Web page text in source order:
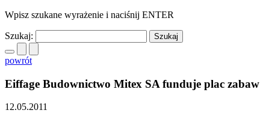
Wpisz szukane wyrażenie i naciśnij ENTER
Szukaj:
powrót
Eiffage Budownictwo Mitex SA funduje plac zabaw
12.05.2011